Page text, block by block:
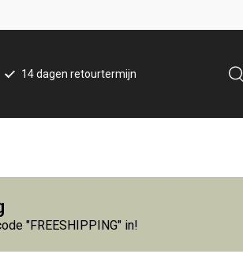
14 dagen retourtermijn
"FREESHIPPING" in!